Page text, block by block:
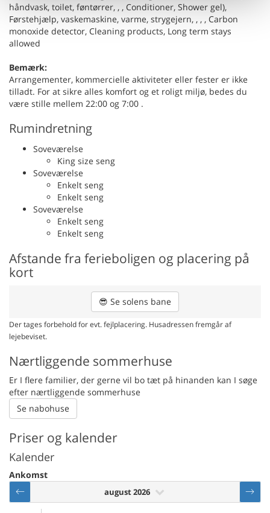
håndvask, toilet, føntørrer, , , Conditioner, Shower gel),
Førstehjælp, vaskemaskine, varme, strygejern, , , , Carbon
monoxide detector, Cleaning products, Long term stays
allowed
Bemærk:
Arrangementer, kommercielle aktiviteter eller fester er ikke
tilladt. For at sikre alles komfort og et roligt miljø, bedes du
være stille mellem 22:00 og 7:00 .
Rumindretning
Soveværelse
King size seng
Soveværelse
Enkelt seng
Enkelt seng
Soveværelse
Enkelt seng
Enkelt seng
Afstande fra ferieboligen og placering på
kort
😎 Se solens bane
Der tages forbehold for evt. fejlplacering. Husadressen fremgår af
lejebeviset.
Nærtliggende sommerhuse
Er I flere familier, der gerne vil bo tæt på hinanden kan I søge
efter nærtliggende sommerhuse
Se nabohuse
Priser og kalender
Kalender
Ankomst
august 2026